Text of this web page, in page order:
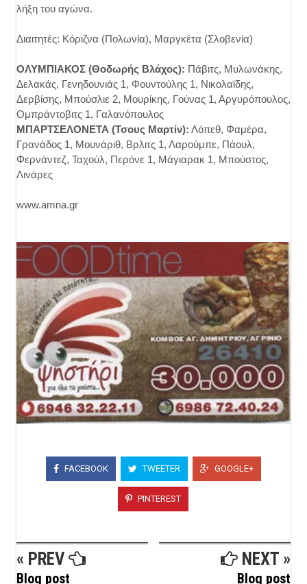
λήξη του αγώνα.
Διαιτητές: Κόριζνα (Πολωνία), Μαργκέτα (Σλοβενία)
ΟΛΥΜΠΙΑΚΟΣ (Θοδωρής Βλάχος): Πάβιτς, Μυλωνάκης,
Δελακάς, Γενηδουνιάς 1, Φουντούλης 1, Νικολαϊδης,
Δερβίσης, Μπούσλιε 2, Μουρίκης, Γούνας 1, Αργυρόπουλος,
Ομπράντοβιτς 1, Γαλανόπουλος
ΜΠΑΡΤΣΕΛΟΝΕΤΑ (Τσους Μαρτίν): Λόπεθ, Φαμέρα,
Γρανάδος 1, Μουνάριθ, Βρλιτς 1, Λαρούμπε, Πάουλ,
Φερνάντεζ, Ταχούλ, Περόνε 1, Μάγιαρακ 1, Μπούστος,
Λινάρες
www.amna.gr
FACEBOOK TWEETER GOOGLE+
PINTEREST
« PREV
Blog post
NEXT »
Blog post